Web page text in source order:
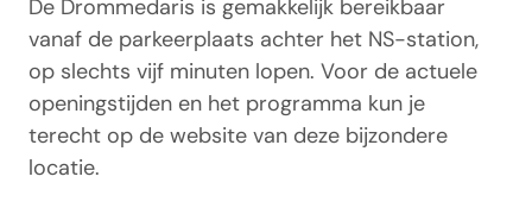
De Drommedaris is gemakkelijk bereikbaar
vanaf de parkeerplaats achter het NS-station,
op slechts vijf minuten lopen. Voor de actuele
openingstijden en het programma kun je
terecht op de website van deze bijzondere
locatie.